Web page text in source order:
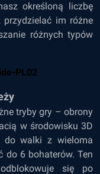
określoną liczbę
im różne
różnych typów
tryby gry – obrony
w środowisku 3D
do walki z wieloma
do 6 bohaterów. Ten
się po